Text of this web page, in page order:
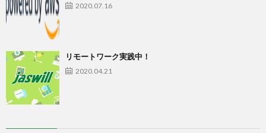
2020.07.16
リモートワーク実践中！
2020.04.21